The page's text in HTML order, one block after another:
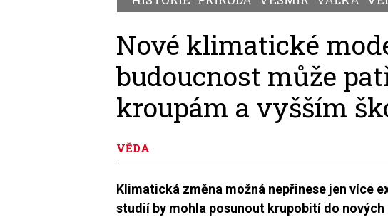
Nové klimatické
budoucnost může
kroupám a vyšším
VĚDA
Klimatická změna možná nepřinese jen více
studií by mohla posunout krupobití do